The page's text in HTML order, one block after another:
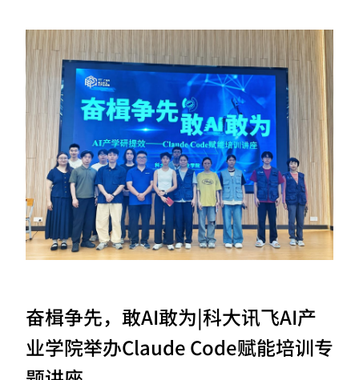
奋楫争先，敢AI敢为|科大讯飞AI产
业学院举办Claude Code赋能培训专